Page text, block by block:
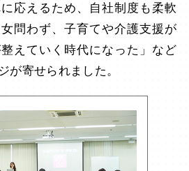
応えるため、自社制度も柔軟
問わず、子育てや介護支援が
えていく時代になった」など
が寄せられました。